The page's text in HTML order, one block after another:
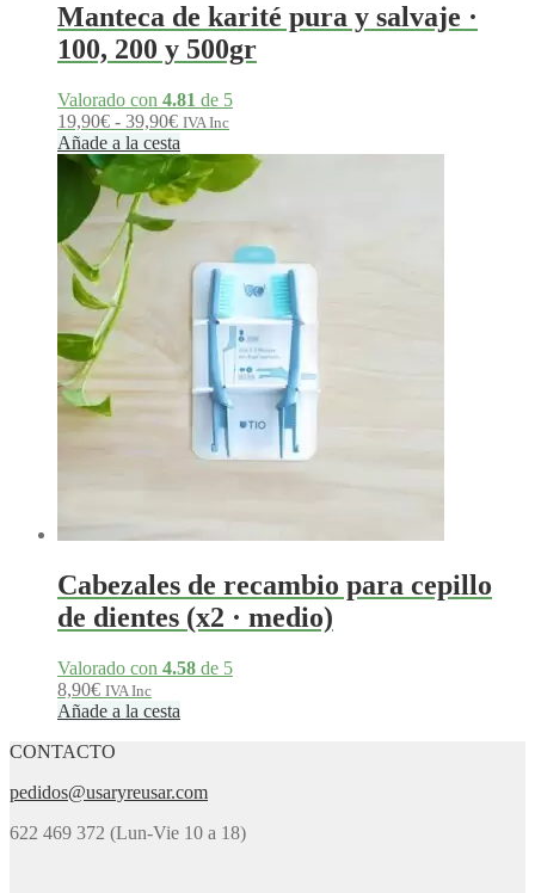
Manteca de karité pura y salvaje ·
100, 200 y 500gr
Valorado con 4.81 de 5
19,90€ - 39,90€Rango
de
precios:
desde
19,90€
IVA Inc
Añade a la cesta
Cabezales de recambio para cepillo
de dientes (x2 · medio)
Valorado con 4.58 de 5
8,90€ IVA Inc
Añade a la cesta
CONTACTO
pedidos@usaryreusar.com
622 469 372 (Lun-Vie 10 a 18)